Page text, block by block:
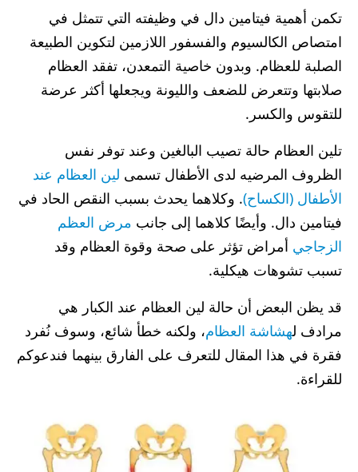
تكمن أهمية فيتامين دال في وظيفته التي تتمثل في
امتصاص الكالسيوم والفسفور اللازمين لتكوين الطبيعة
الصلبة للعظام. وبدون خاصية التمعدن، تفقد العظام
صلابتها وتتعرض للضعف والليونة ويجعلها أكثر عرضة
للتقوس والكسر.
تلين العظام حالة تصيب البالغين وعند توفر نفس
الظروف المرضيه لدى الأطفال تسمى لين العظام عند
الأطفال (الكساح). وكلاهما يحدث بسبب النقص الحاد في
فيتامين دال. وأيضًا كلاهما إلى جانب مرض العظم
الزجاجي أمراض تؤثر على صحة وقوة العظام وقد
تسبب تشوهات هيكلية.
قد يظن البعض أن حالة لين العظام عند الكبار هي
مرادف لهشاشة العظام، ولكنه خطأ شائع، وسوف نُفرد
فقرة في هذا المقال للتعرف على الفارق بينهما فندعوكم
للقراءة.